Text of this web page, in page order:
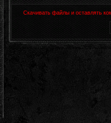
Скачивать файлы и оставлять